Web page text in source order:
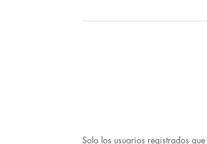
Solo los usuarios registrados